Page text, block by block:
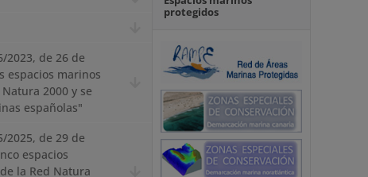
2023, de 26 de
espacios marinos
2000 y se
españolas"
2025, de 29 de
espacios
la Red Natura
protegidos